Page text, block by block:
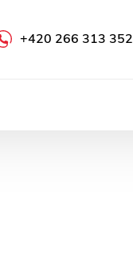
+420 266 313 352